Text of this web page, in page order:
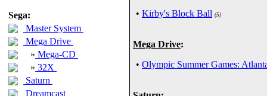
Sega:
Master System
Mega Drive
» Mega-CD
» 32X
Saturn
Dreamcast
• Kirby's Block Ball (5)
Mega Drive:
• Olympic Summer Games: